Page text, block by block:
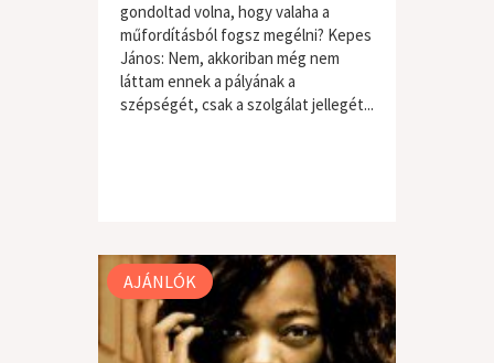
gondoltad volna, hogy valaha a
műfordításból fogsz megélni? Kepes
János: Nem, akkoriban még nem
láttam ennek a pályának a
szépségét, csak a szolgálat jellegét...
AJÁNLÓK